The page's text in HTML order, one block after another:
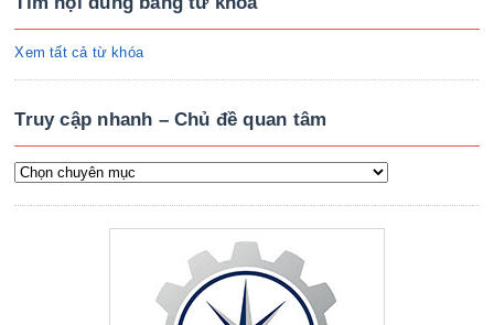
Xem tất cả từ khóa
Truy cập nhanh – Chủ đề quan tâm